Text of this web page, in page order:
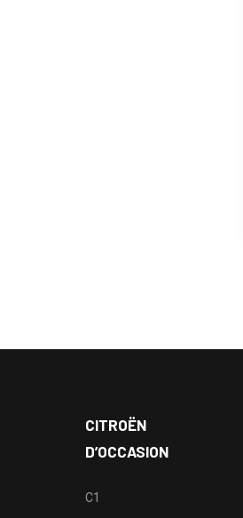
CITROËN
D’OCCASION
C1